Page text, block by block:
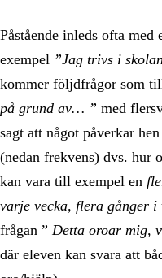
Påstående inleds ofta med
exempel ”Jag trivs i
kommer följdfrågor som
på grund av… ” med
sagt att något påverkar
(nedan frekvens) dvs. hur
kan vara till exempel en
varje vecka, flera gånger i
frågan ” Detta oroar mig,
där eleven kan svara att